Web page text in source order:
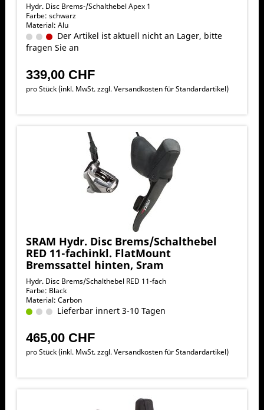
Hydr. Disc Brems-/Schalthebel Apex 1
Farbe: schwarz
Material: Alu
Der Artikel ist aktuell nicht an Lager, bitte
fragen Sie an
339,00 CHF
pro Stück (inkl. MwSt. zzgl.Versandkosten für Standardartikel)
SRAM Hydr. Disc Brems/Schalthebel
RED 11-fachinkl. FlatMount
Bremssattel hinten, Sram
Hydr. Disc Brems/Schalthebel RED 11-fach
Farbe: Black
Material: Carbon
Lieferbar innert 3-10 Tagen
465,00 CHF
pro Stück (inkl. MwSt. zzgl.Versandkosten für Standardartikel)